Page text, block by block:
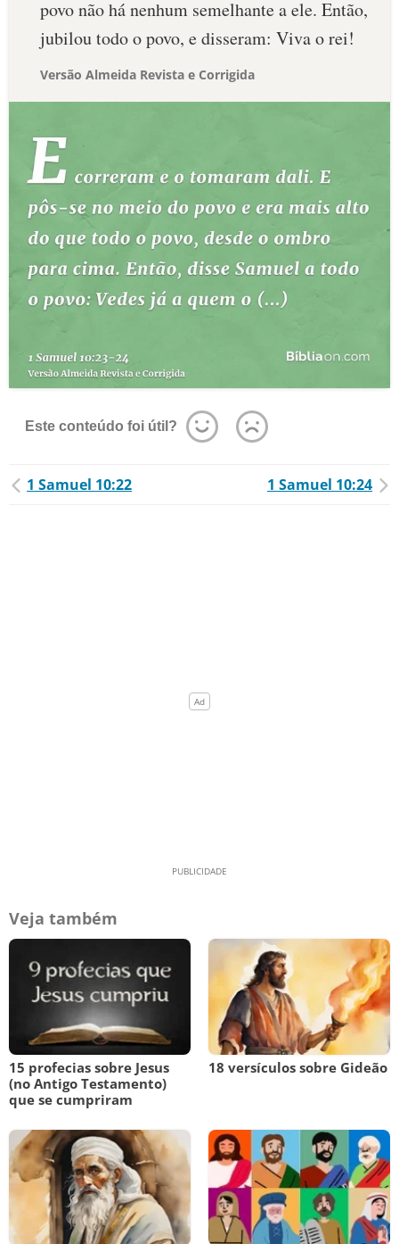
povo não há nenhum semelhante a ele. Então,
jubilou todo o povo, e disseram: Viva o rei!
Versão Almeida Revista e Corrigida
Este conteúdo foi útil?
1 Samuel 10:22 1 Samuel 10:24
Veja também
15 profecias sobre Jesus
(no Antigo Testamento)
que se cumpriram
18 versículos sobre Gideão